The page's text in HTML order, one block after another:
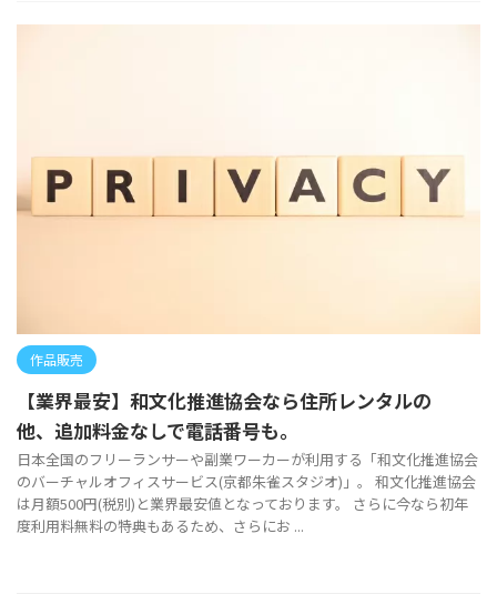
作品販売
【業界最安】和文化推進協会なら住所レンタルの
他、追加料金なしで電話番号も。
日本全国のフリーランサーや副業ワーカーが利用する「和文化推進協会
のバーチャルオフィスサービス(京都朱雀スタジオ)」。 和文化推進協会
は月額500円(税別)と業界最安値となっております。 さらに今なら初年
度利用料無料の特典もあるため、さらにお ...